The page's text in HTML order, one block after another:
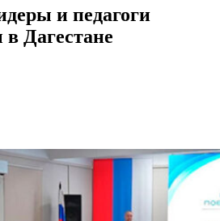
и педагоги
Дагестане